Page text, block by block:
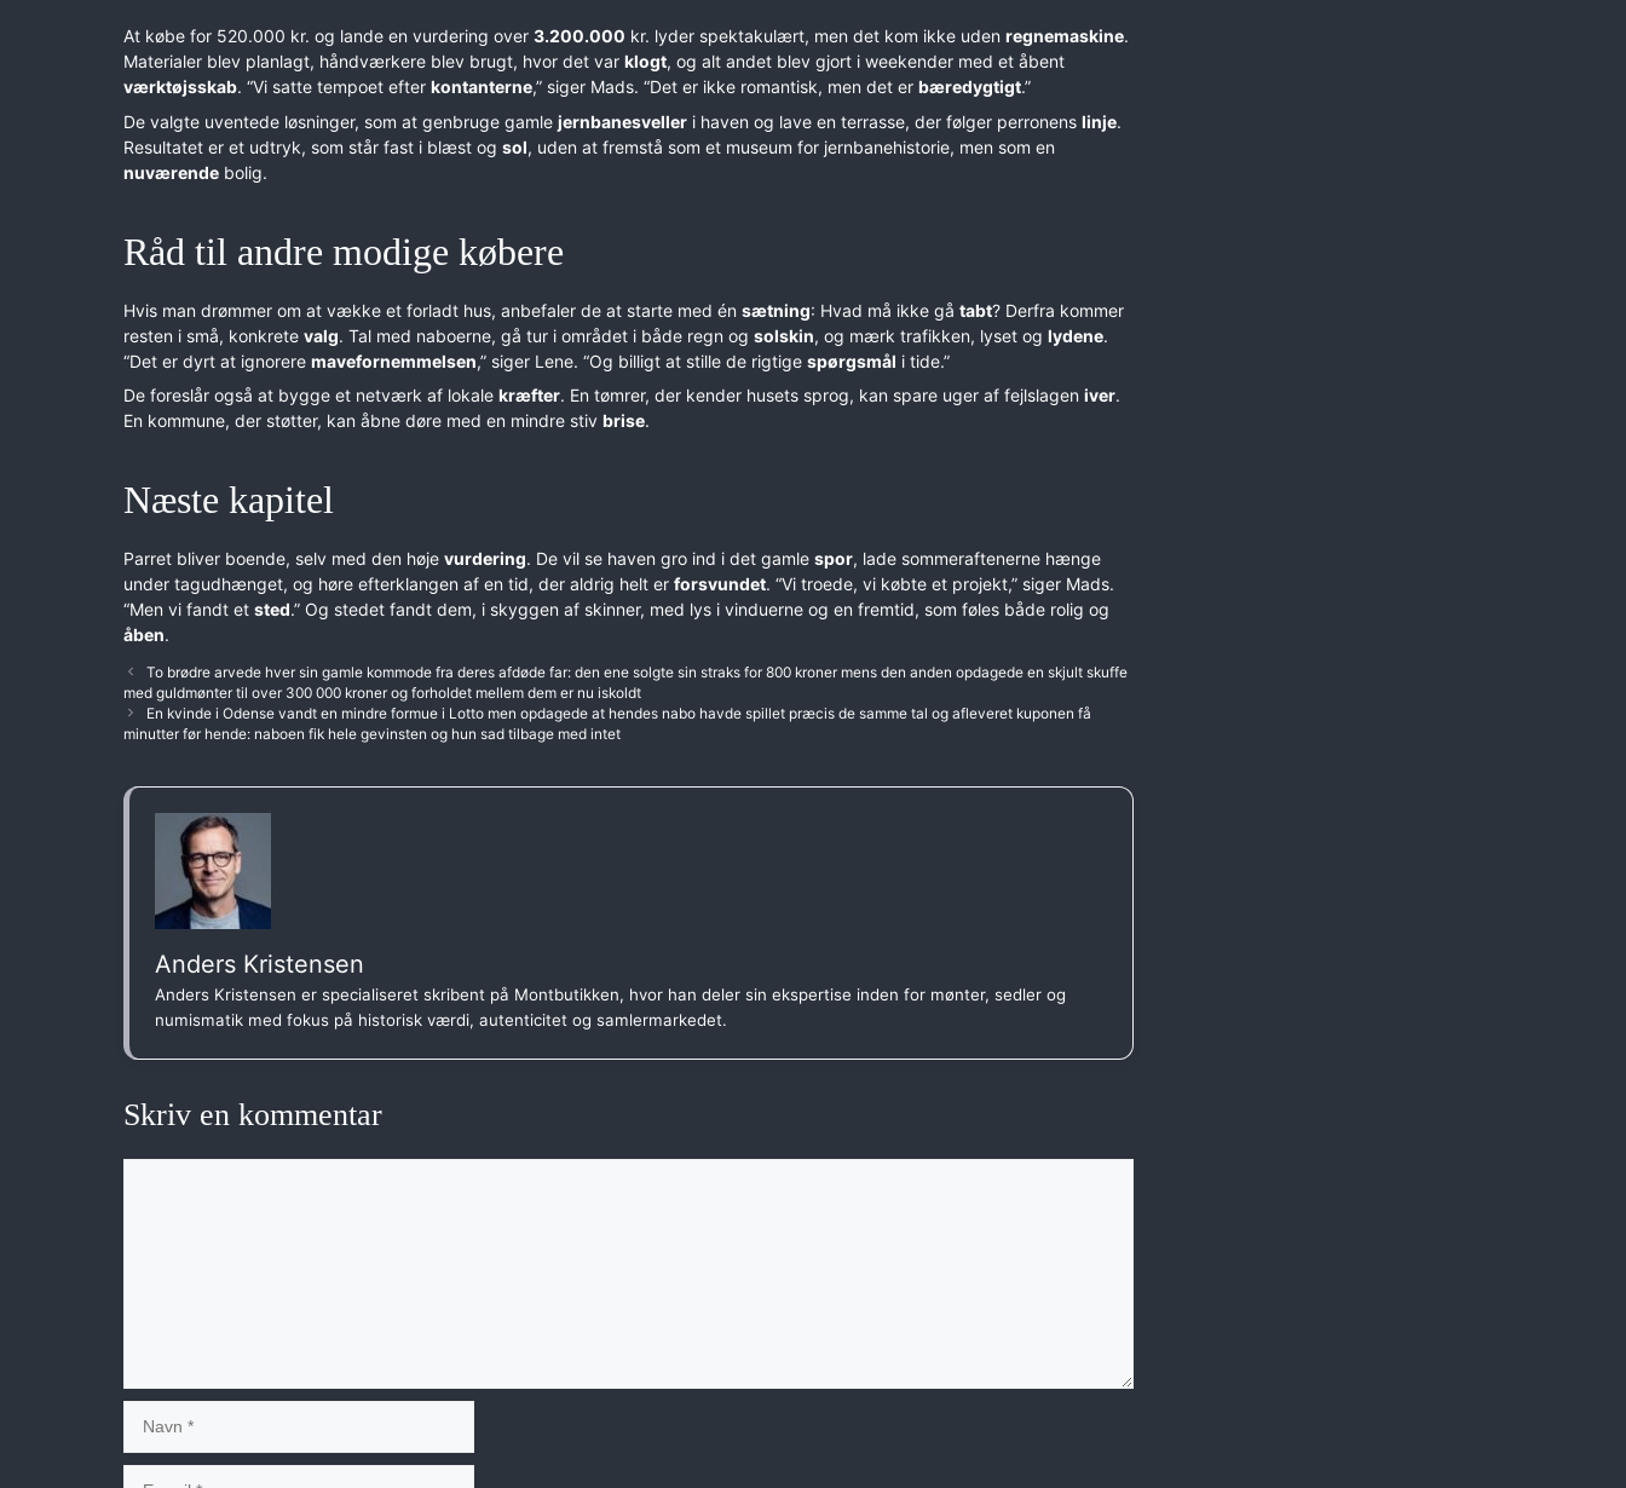
At købe for 520.000 kr. og lande en vurdering over 3.200.000 kr. lyder spektakulært, men det kom ikke uden regnemaskine.
Materialer blev planlagt, håndværkere blev brugt, hvor det var klogt, og alt andet blev gjort i weekender med et åbent
værktøjsskab. “Vi satte tempoet efter kontanterne,” siger Mads. “Det er ikke romantisk, men det er bæredygtigt.”
De valgte uventede løsninger, som at genbruge gamle jernbanesveller i haven og lave en terrasse, der følger perronens linje.
Resultatet er et udtryk, som står fast i blæst og sol, uden at fremstå som et museum for jernbanehistorie, men som en
nuværende bolig.
Råd til andre modige købere
Hvis man drømmer om at vække et forladt hus, anbefaler de at starte med én sætning: Hvad må ikke gå tabt? Derfra kommer
resten i små, konkrete valg. Tal med naboerne, gå tur i området i både regn og solskin, og mærk trafikken, lyset og lydene.
“Det er dyrt at ignorere mavefornemmelsen,” siger Lene. “Og billigt at stille de rigtige spørgsmål i tide.”
De foreslår også at bygge et netværk af lokale kræfter. En tømrer, der kender husets sprog, kan spare uger af fejlslagen iver.
En kommune, der støtter, kan åbne døre med en mindre stiv brise.
Næste kapitel
Parret bliver boende, selv med den høje vurdering. De vil se haven gro ind i det gamle spor, lade sommeraftenerne hænge
under tagudhænget, og høre efterklangen af en tid, der aldrig helt er forsvundet. “Vi troede, vi købte et projekt,” siger Mads.
“Men vi fandt et sted.” Og stedet fandt dem, i skyggen af skinner, med lys i vinduerne og en fremtid, som føles både rolig og
åben.
To brødre arvede hver sin gamle kommode fra deres afdøde far: den ene solgte sin straks for 800 kroner mens den anden opdagede en skjult skuffe
med guldmønter til over 300 000 kroner og forholdet mellem dem er nu iskoldt
En kvinde i Odense vandt en mindre formue i Lotto men opdagede at hendes nabo havde spillet præcis de samme tal og afleveret kuponen få
minutter før hende: naboen fik hele gevinsten og hun sad tilbage med intet
Anders Kristensen
Anders Kristensen er specialiseret skribent på Montbutikken, hvor han deler sin ekspertise inden for mønter, sedler og
numismatik med fokus på historisk værdi, autenticitet og samlermarkedet.
Skriv en kommentar